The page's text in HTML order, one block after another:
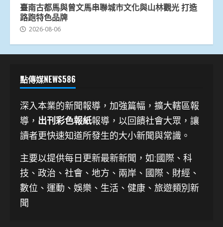
臺南古都馬與曾文馬串聯城市文化與山林觀光 打造
路跑特色品牌
2026-08-06
點傳媒NEWS586
深入本業的新聞報導，加強篇幅，擴大轄區報
導， 出刊彩色報紙報導，以回饋社會大眾，讓
讀者更快速知道所發生的大小新聞與常識。
主要以提供每日更新最新新聞 ，如:國際、科
技、 政治、社會、地方、兩岸、國際、財經、
數位、運動、娛樂、生活、健康、旅遊類別新
聞